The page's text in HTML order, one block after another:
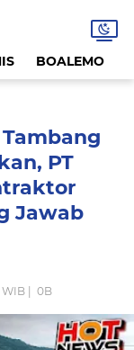
BOALEMO
PT
Jawab
| 0B